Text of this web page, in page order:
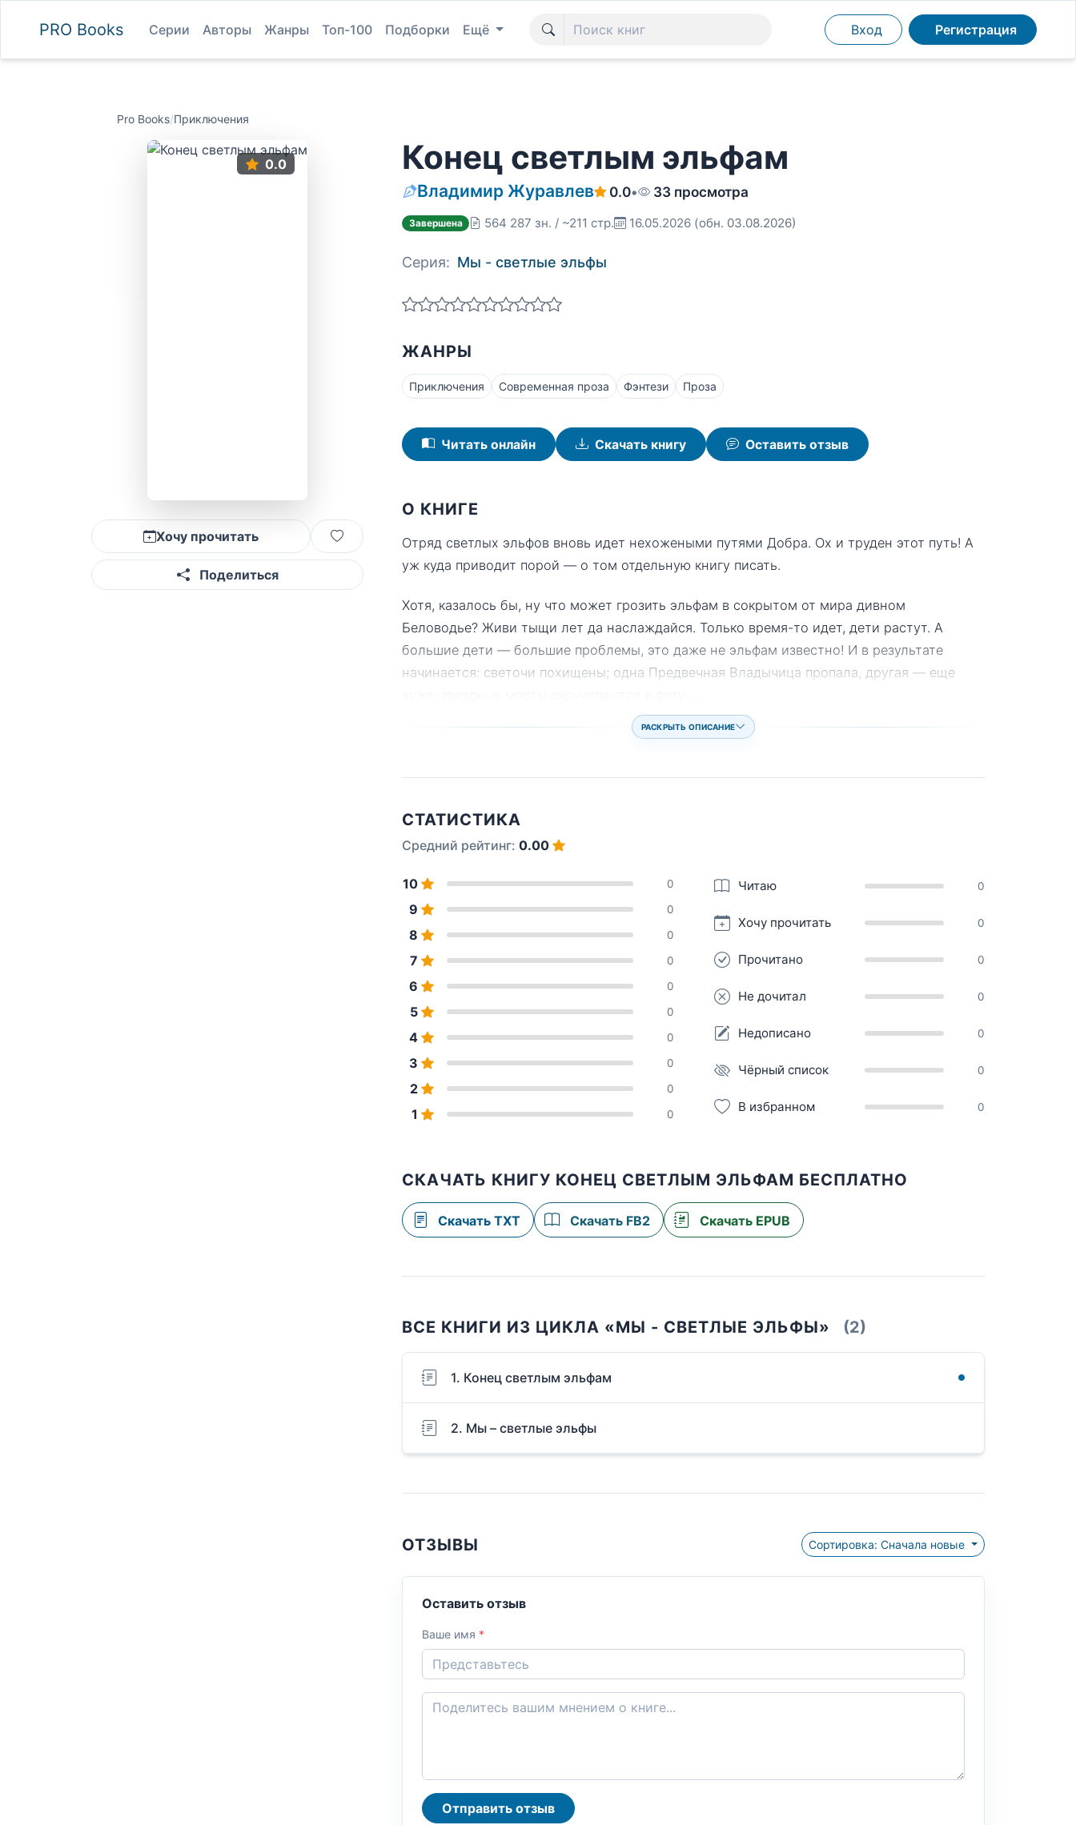
PRO Books Серии Авторы Жанры Топ-100 Подборки Ещё Вход Регистрация
Pro Books/Приключения
0.0
Хочу прочитать
Поделиться
Конец светлым эльфам
Владимир Журавлев 0.0• 33 просмотра
Завершена 564 287 зн. / ~211 стр. 16.05.2026 (обн. 03.08.2026)
Серия: Мы - светлые эльфы
ЖАНРЫ
Приключения Современная проза Фэнтези Проза
Читать онлайн Скачать книгу Оставить отзыв
О КНИГЕ
Отряд светлых эльфов вновь идет нехожеными путями Добра. Ох и труден этот путь! А
уж куда приводит порой — о том отдельную книгу писать.
Хотя, казалось бы, ну что может грозить эльфам в сокрытом от мира дивном
Беловодье? Живи тыщи лет да наслаждайся. Только время-то идет, дети растут. А
большие дети — большие проблемы, это даже не эльфам известно! И в результате
начинается: светочи похищены; одна Предвечная Владычица пропала, другая — еще
РАСКРЫТЬ ОПИСАНИЕ
СТАТИСТИКА
Средний рейтинг: 0.00
10 0
9 0
8 0
7 0
6 0
5 0
4 0
3 0
2 0
1 0
Читаю 0
Хочу прочитать 0
Прочитано 0
Не дочитал 0
Недописано 0
Чёрный список 0
В избранном 0
СКАЧАТЬ КНИГУ КОНЕЦ СВЕТЛЫМ ЭЛЬФАМ БЕСПЛАТНО
Скачать TXT Скачать FB2 Скачать EPUB
ВСЕ КНИГИ ИЗ ЦИКЛА «МЫ - СВЕТЛЫЕ ЭЛЬФЫ» (2)
1. Конец светлым эльфам
2. Мы – светлые эльфы
ОТЗЫВЫ Сортировка: Сначала новые
Оставить отзыв
Ваше имя *
Отправить отзыв